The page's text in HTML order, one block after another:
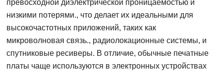
превосходной диэлектрической проницаемостью и
низкими потерями., что делает их идеальными для
высокочастотных приложений, таких как
микроволновая связь., радиолокационные системы, и
спутниковые ресиверы. В отличие, обычные печатные
платы чаще используются в электронных устройствах